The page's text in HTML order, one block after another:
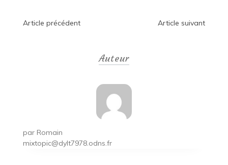
Navigation
Article précédent Article suivant
Auteur
par Romain
mixtopic@dylt7978.odns.fr